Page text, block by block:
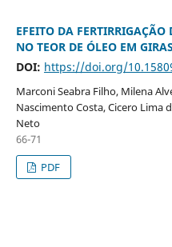
EFEITO DA
NO TEOR DE ÓLEO EM
DOI: https://doi.org/
Marconi Seabra Filho, Milena
Nascimento Costa, Cicero Lima
Neto
66-71
PDF